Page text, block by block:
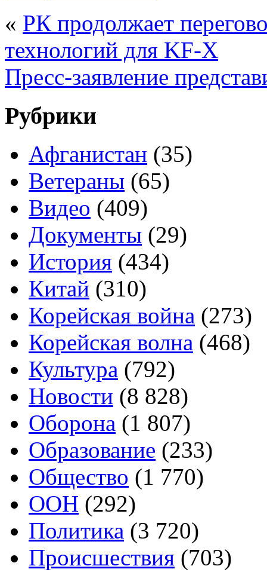
« РК продолжает
технологий для KF-X
Пресс-заявление
Рубрики
Афганистан (35)
Ветераны (65)
Видео (409)
Документы (29)
История (434)
Китай (310)
Корейская война (273)
Корейская волна (468)
Культура (792)
Новости (8 828)
Оборона (1 807)
Образование (233)
Общество (1 770)
ООН (292)
Политика (3 720)
Происшествия (703)